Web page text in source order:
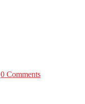
0 Comments